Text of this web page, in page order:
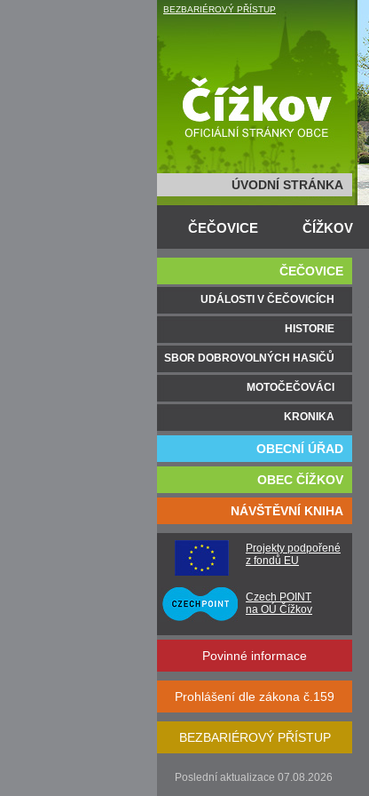
BEZBARIÉROVÝ PŘÍSTUP
ÚVODNÍ STRÁNKA
ČEČOVICE ČÍŽKOV
ČEČOVICE
UDÁLOSTI V ČEČOVICÍCH
HISTORIE
SBOR DOBROVOLNÝCH HASIČŮ
MOTOČEČOVÁCI
KRONIKA
OBECNÍ ÚŘAD
OBEC ČÍŽKOV
NÁVŠTĚVNÍ KNIHA
Projekty podpořené
z fondů EU
Czech POINT
na OÚ Čížkov
Povinné informace
Prohlášení dle zákona č.159
BEZBARIÉROVÝ PŘÍSTUP
Poslední aktualizace 07.08.2026